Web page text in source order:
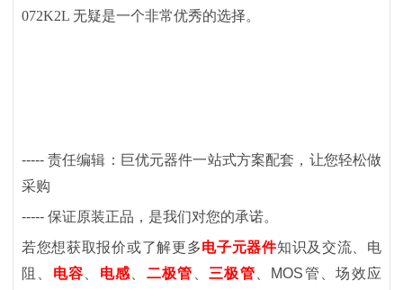
072K2L 无疑是一个非常优秀的选择。
-----责任编辑：巨优元器件一站式方案配套，让您轻松做
采购
----- 保证原装正品，是我们对您的承诺。
若您想获取报价或了解更多电子元器件知识及交流、电
阻、 电容 电感 二极管 三极管 MOS管、场效应